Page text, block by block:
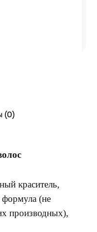
(0)
краситель,
(не
производных),